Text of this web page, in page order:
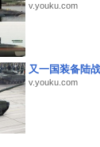
v.youku.com
又一国装备陆
v.youku.com